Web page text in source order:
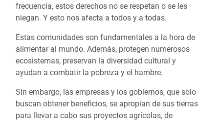
frecuencia, estos derechos no se respetan o se les
niegan. Y esto nos afecta a todos y a todas.
Estas comunidades son fundamentales a la hora de
alimentar al mundo. Además, protegen numerosos
ecosistemas, preservan la diversidad cultural y
ayudan a combatir la pobreza y el hambre.
Sin embargo, las empresas y los gobiernos, que solo
buscan obtener beneficios, se apropian de sus tierras
para llevar a cabo sus proyectos agrícolas, de